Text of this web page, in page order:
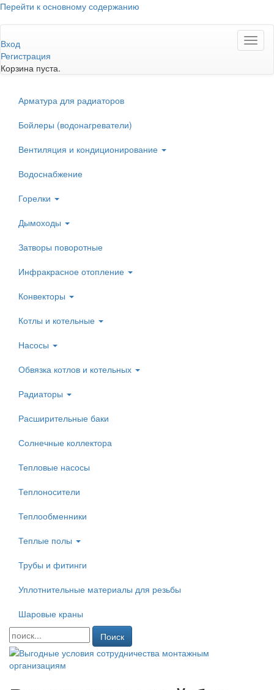
Перейти к основному содержанию
Вход
Регистрация
Корзина пуста.
Арматура для радиаторов
Бойлеры (водонагреватели)
Вентиляция и кондиционирование
Водоснабжение
Горелки
Дымоходы
Затворы поворотные
Инфракрасное отопление
Конвекторы
Котлы и котельные
Насосы
Обвязка котлов и котельных
Радиаторы
Расширительные баки
Солнечные коллектора
Тепловые насосы
Теплоносители
Теплообменники
Теплые полы
Трубы и фитинги
Уплотнительные материалы для резьбы
Шаровые краны
Поиск